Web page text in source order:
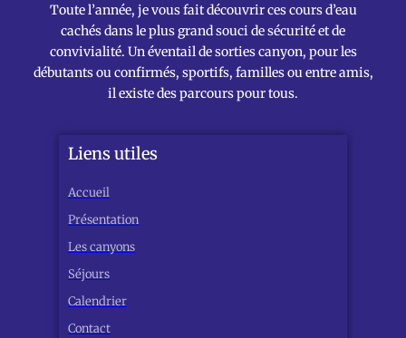
Toute l’année, je vous fait découvrir ces cours d’eau
cachés dans le plus grand souci de sécurité et de
convivialité. Un éventail de sorties canyon, pour les
débutants ou confirmés, sportifs, familles ou entre amis,
il existe des parcours pour tous.
Liens utiles
Accueil
Présentation
Les canyons
Séjours
Calendrier
Contact